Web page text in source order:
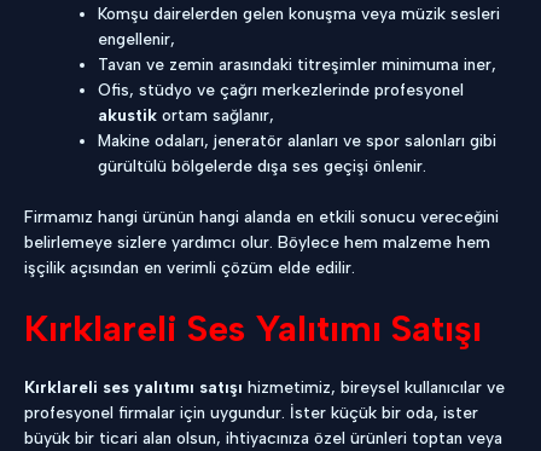
Komşu dairelerden gelen konuşma veya müzik sesleri
engellenir,
Tavan ve zemin arasındaki titreşimler minimuma iner,
Ofis, stüdyo ve çağrı merkezlerinde profesyonel
akustik ortam sağlanır,
Makine odaları, jeneratör alanları ve spor salonları gibi
gürültülü bölgelerde dışa ses geçişi önlenir.
Firmamız hangi ürünün hangi alanda en etkili sonucu vereceğini
belirlemeye sizlere yardımcı olur. Böylece hem malzeme hem
işçilik açısından en verimli çözüm elde edilir.
Kırklareli Ses Yalıtımı Satışı
Kırklareli ses yalıtımı satışı hizmetimiz, bireysel kullanıcılar ve
profesyonel firmalar için uygundur. İster küçük bir oda, ister
büyük bir ticari alan olsun, ihtiyacınıza özel ürünleri toptan veya